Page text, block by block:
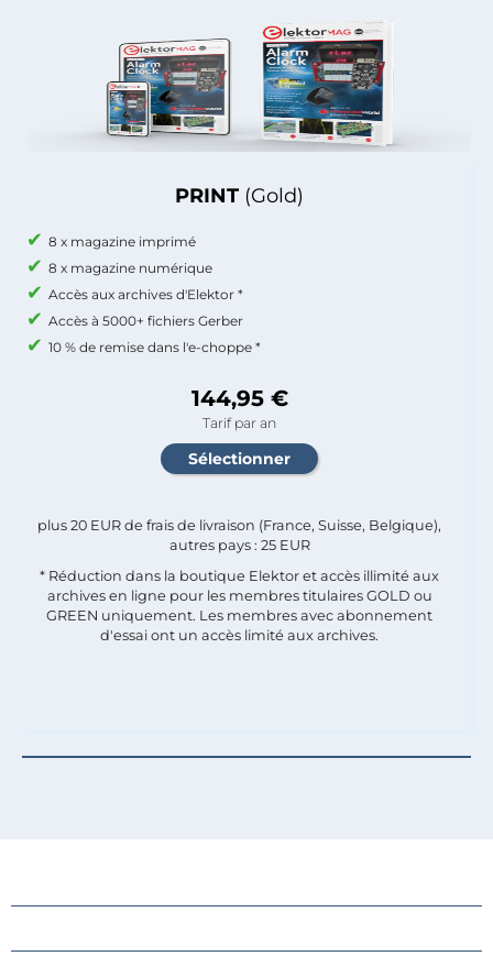
PRINT (Gold)
8 x magazine imprimé
8 x magazine numérique
Accès aux archives d'Elektor *
Accès à 5000+ fichiers Gerber
10 % de remise dans l'e-choppe *
144,95 €
Tarif par an
plus 20 EUR de frais de livraison (France, Suisse, Belgique),
autres pays : 25 EUR
* Réduction dans la boutique Elektor et accès illimité aux
archives en ligne pour les membres titulaires GOLD ou
GREEN uniquement. Les membres avec abonnement
d'essai ont un accès limité aux archives.